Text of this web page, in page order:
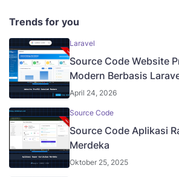
Trends for you
Laravel
Source Code Website
Modern Berbasis
April 24, 2026
Source Code
Source Code Aplikasi
Merdeka
Oktober 25, 2025